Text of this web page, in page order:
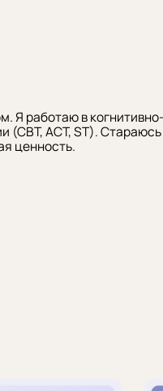
Я работаю в
(СВТ, ACT, ST).
ценность.